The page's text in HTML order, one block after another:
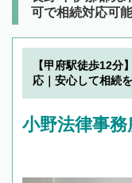
可で相続対応可
【甲府駅徒歩12分
応｜安心して相続
小野法律事務